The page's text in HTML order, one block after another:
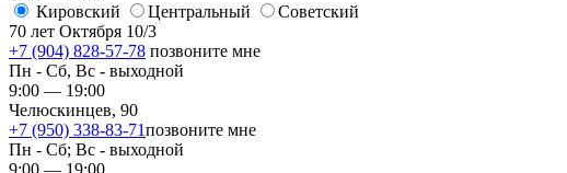
Кировский
​Центральный
​Советский
70 лет Октября 10/3
+7 (904) 828-57-78 позвоните мне
Пн - Сб, Вс - выходной
9:00 — 19:00
Челюскинцев, 90
+7 (950) 338-83-71позвоните мне
Пн - Сб; Вс - выходной
9:00 — 19:00